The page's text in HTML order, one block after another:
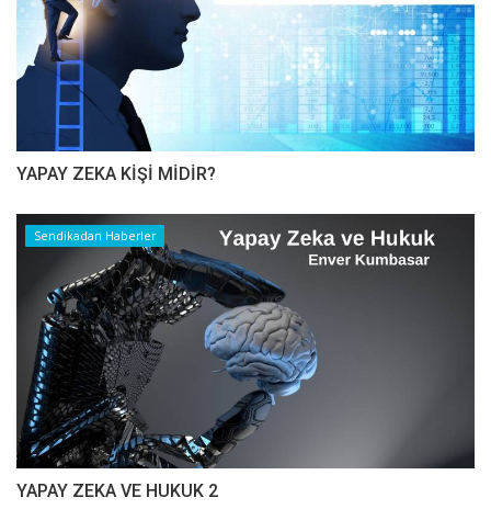
YAPAY ZEKA KİŞİ MİDİR?
Sendikadan Haberler
YAPAY ZEKA VE HUKUK 2